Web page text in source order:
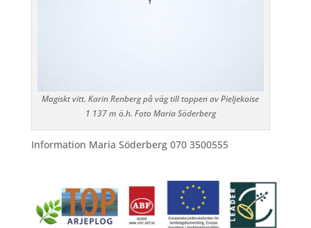
Magiskt vitt. Karin Renberg på väg till toppen av Pieljekaise
1 137 m ö.h. Foto Maria Söderberg
Information Maria Söderberg 070 3500555